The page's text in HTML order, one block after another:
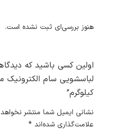
هنوز بررسی‌ای ثبت نشده است.
اولین کسی باشید که
کیلوگرم”
نشانی ایمیل شما منتشر
علامت‌گذاری شده‌اند *